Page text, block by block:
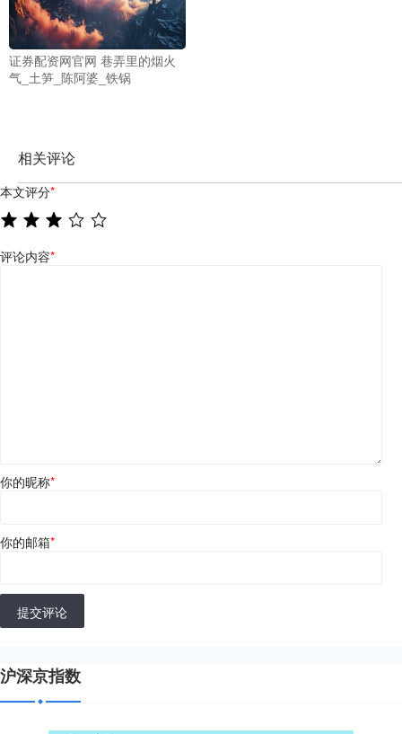
证券配资网官网 巷弄里的烟火
气_土笋_陈阿婆_铁锅
相关评论
本文评分*
评论内容*
你的昵称*
你的邮箱*
提交评论
沪深京指数